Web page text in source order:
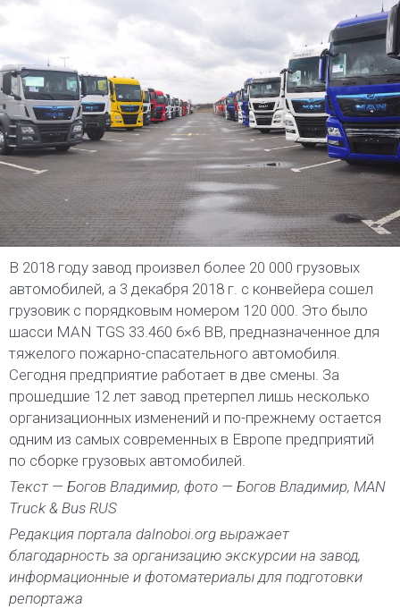
В 2018 году завод произвел более 20 000 грузовых
автомобилей, а 3 декабря 2018 г. с конвейера сошел
грузовик с порядковым номером 120 000. Это было
шасси MAN TGS 33.460 6×6 BB, предназначенное для
тяжелого пожарно-спасательного автомобиля.
Сегодня предприятие работает в две смены. За
прошедшие 12 лет завод претерпел лишь несколько
организационных изменений и по-прежнему остается
одним из самых современных в Европе предприятий
по сборке грузовых автомобилей.
Текст — Богов Владимир, фото — Богов Владимир, MAN
Truck & Bus RUS
Редакция портала dalnoboi.org выражает
благодарность за организацию экскурсии на завод,
информационные и фотоматериалы для подготовки
репортажа